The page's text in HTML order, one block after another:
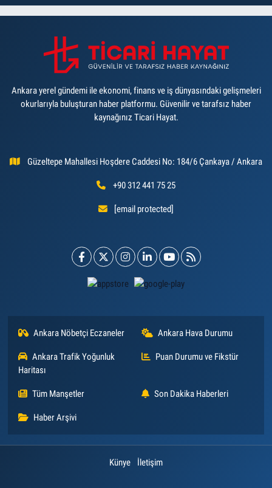
Ankara yerel gündemi ile ekonomi, finans ve iş dünyasındaki gelişmeleri
okurlarıyla buluşturan haber platformu. Güvenilir ve tarafsız haber
kaynağınız Ticari Hayat.
Güzeltepe Mahallesi Hoşdere Caddesi No: 184/6 Çankaya / Ankara
+90 312 441 75 25
[email protected]
Ankara Nöbetçi Eczaneler Ankara Hava Durumu
Ankara Trafik Yoğunluk
Haritası
Puan Durumu ve Fikstür
Tüm Manşetler Son Dakika Haberleri
Haber Arşivi
Künye İletişim